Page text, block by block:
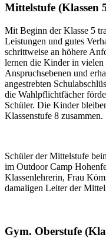
Mittelstufe (Klassen
Mit Beginn der Klasse 5
Leistungen und gutes
schrittweise an höhere
lernen die Kinder in
Anspruchsebenen und
angestrebten
die Wahlpflichtfächer
Schüler. Die Kinder
Klassenstufe 8 zusammen.
Schüler der Mittelstufe
im Outdoor Camp
Klassenlehrerin, Frau
damaligen Leiter der
Gym. Oberstufe